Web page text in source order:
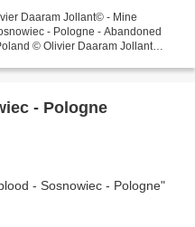
Daaram Jollant© - Mine
- Pologne - Abandoned
© Olivier Daaram Jollant
- Pologne